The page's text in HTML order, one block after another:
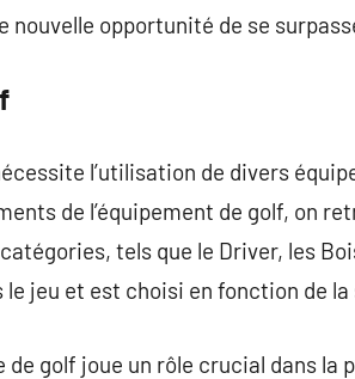
nouvelle opportunité de se
l’utilisation de divers
de l’équipement de golf, on
tels que le Driver, les
le jeu et est choisi en fonction de
de golf joue un rôle crucial dans